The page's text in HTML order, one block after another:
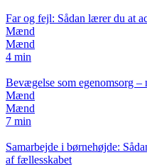
Far og fejl: Sådan lærer du at
Mænd
Mænd
4 min
Bevægelse som egenomsorg
Mænd
Mænd
7 min
Samarbejde i børnehøjde:
af fællesskabet